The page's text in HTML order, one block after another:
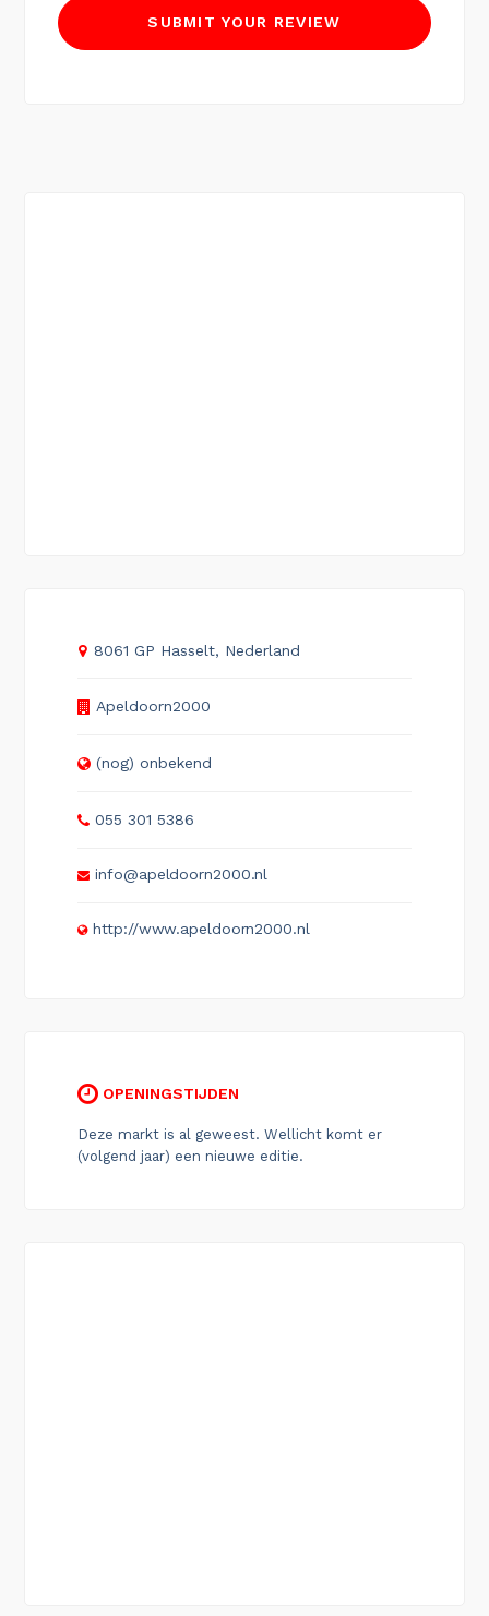
8061 GP Hasselt, Nederland
Apeldoorn2000
(nog) onbekend
055 301 5386
info@apeldoorn2000.nl
http://www.apeldoorn2000.nl
OPENINGSTIJDEN
Deze markt is al geweest. Wellicht komt er
(volgend jaar) een nieuwe editie.